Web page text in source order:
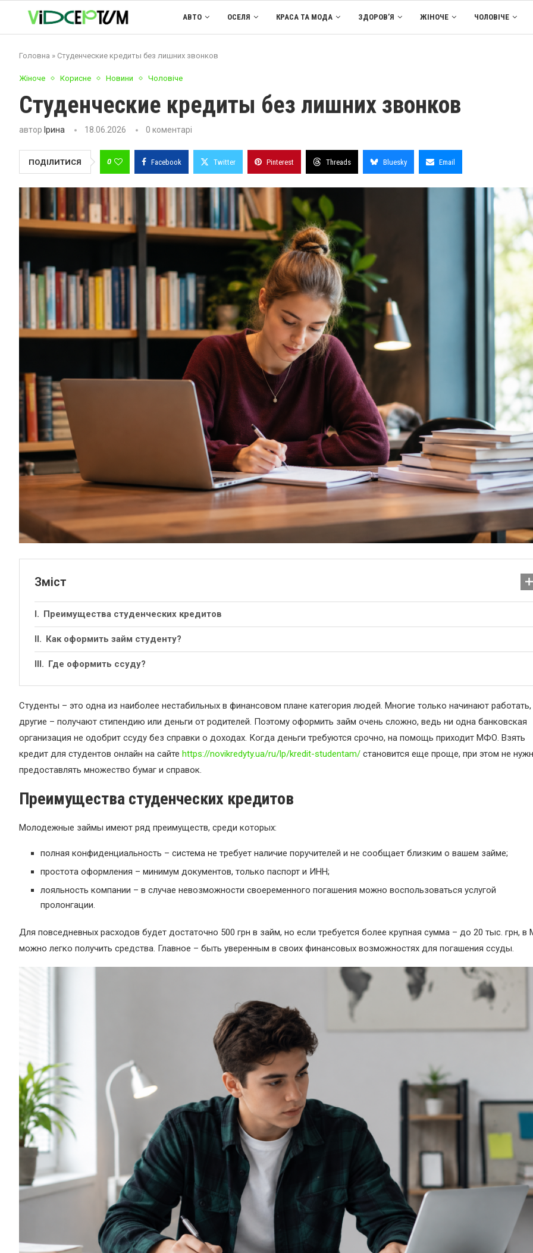
АВТО ОСЕЛЯ КРАСА ТА МОДА ЗДОРОВ’Я ЖІНОЧЕ ЧОЛОВІЧЕ
Головна » Студенческие кредиты без лишних звонков
Жіноче Корисне Новини Чоловіче
Студенческие кредиты без лишних звонков
автор Ірина 18.06.2026 0 коментарі
ПОДІЛИТИСЯ 0 Facebook Twitter Pinterest Threads Bluesky Email
Зміст
Преимущества студенческих кредитов
Как оформить займ студенту?
Где оформить ссуду?
Студенты – это одна из наиболее нестабильных в финансовом плане категория людей. Многие только начинают работать,
другие – получают стипендию или деньги от родителей. Поэтому оформить займ очень сложно, ведь ни одна банковская
организация не одобрит ссуду без справки о доходах. Когда деньги требуются срочно, на помощь приходит МФО. Взять
кредит для студентов онлайн на сайте https://novikredyty.ua/ru/lp/kredit-studentam/ становится еще проще, при этом не
предоставлять множество бумаг и справок.
Преимущества студенческих кредитов
Молодежные займы имеют ряд преимуществ, среди которых:
полная конфиденциальность – система не требует наличие поручителей и не сообщает близким о вашем займе;
простота оформления – минимум документов, только паспорт и ИНН;
лояльность компании – в случае невозможности своеременного погашения можно воспользоваться услугой
пролонгации.
Для повседневных расходов будет достаточно 500 грн в займ, но если требуется более крупная сумма – до 20 тыс. грн,
можно легко получить средства. Главное – быть уверенным в своих финансовых возможностях для погашения ссуды.
Назви новорічних
29.11.2025